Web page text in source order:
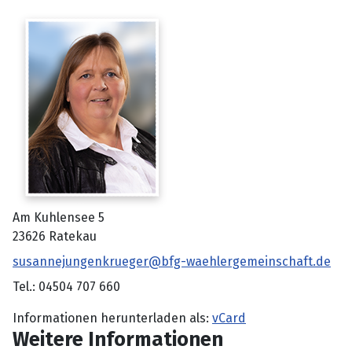
Adresse:
Am Kuhlensee 5
23626 Ratekau
E-Mail:
susannejungenkrueger@bfg-waehlergemeinschaft.de
Telefon:
Tel.: 04504 707 660
Informationen herunterladen als: vCard
Weitere Informationen